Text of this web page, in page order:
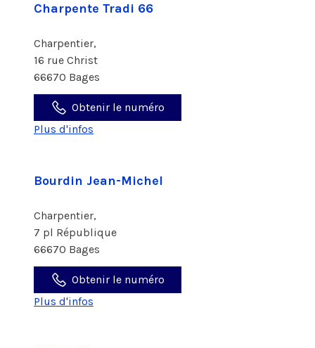
Charpente Tradi 66
Charpentier,
16 rue Christ
66670 Bages
Obtenir le numéro
Plus d'infos
Bourdin Jean-Michel
Charpentier,
7 pl République
66670 Bages
Obtenir le numéro
Plus d'infos